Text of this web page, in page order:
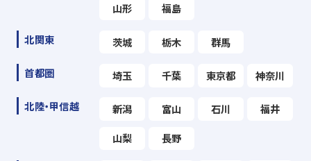
山形 福島
北関東 茨城 栃木 群馬
首都圏 埼玉 千葉 東京都 神奈川
北陸・甲信越 新潟 富山 石川 福井
山梨 長野